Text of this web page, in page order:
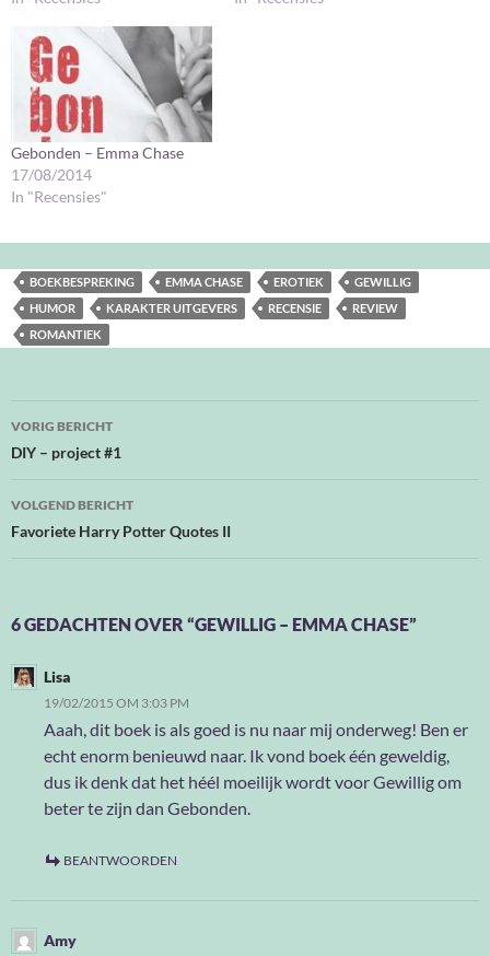
Gebonden – Emma Chase
17/08/2014
In "Recensies"
BOEKBESPREKING EMMA CHASE EROTIEK
GEWILLIG
HUMOR
KARAKTER UITGEVERS RECENSIE
REVIEW
ROMANTIEK
Bericht
navigatie
VORIG BERICHT
DIY – project #1
VOLGEND BERICHT
Favoriete Harry Potter Quotes II
6 GEDACHTEN OVER “GEWILLIG – EMMA CHASE”
Lisa
19/02/2015 OM 3:03 PM
Aaah, dit boek is als goed is nu naar mij onderweg! Ben er
echt enorm benieuwd naar. Ik vond boek één geweldig,
dus ik denk dat het héél moeilijk wordt voor Gewillig om
beter te zijn dan Gebonden.
BEANTWOORDEN
Amy